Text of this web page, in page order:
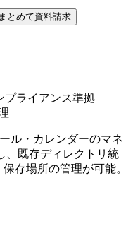
まとめて資料請求
プライアンス準拠
ル・カレンダーのマネ
、既存ディレクトリ統
存場所の管理が可能。